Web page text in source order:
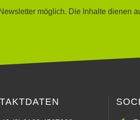
möglich. Die Inhalte dienen